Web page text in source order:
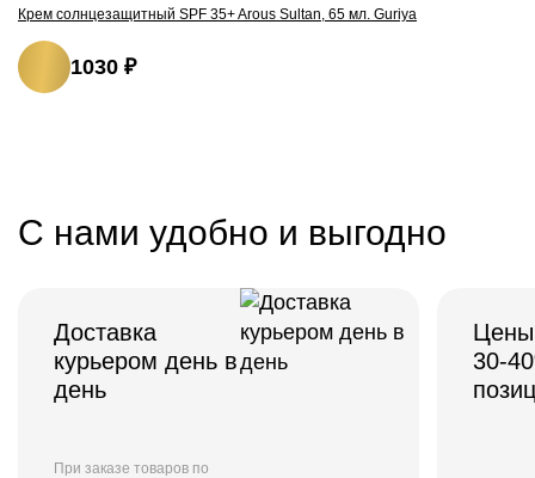
Крем солнцезащитный SPF 35+ Arous Sultan, 65 мл. Guriya
1030 ₽
С нами удобно и выгодно
Доставка
курьером день в
день
При заказе товаров по
30-